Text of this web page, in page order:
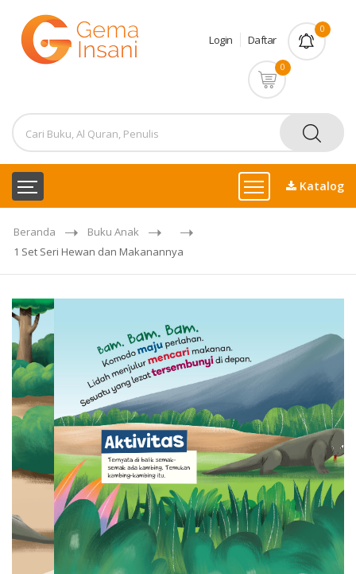
Login Daftar
0
0
Katalog
Beranda
Buku Anak
1 Set Seri Hewan dan Makanannya